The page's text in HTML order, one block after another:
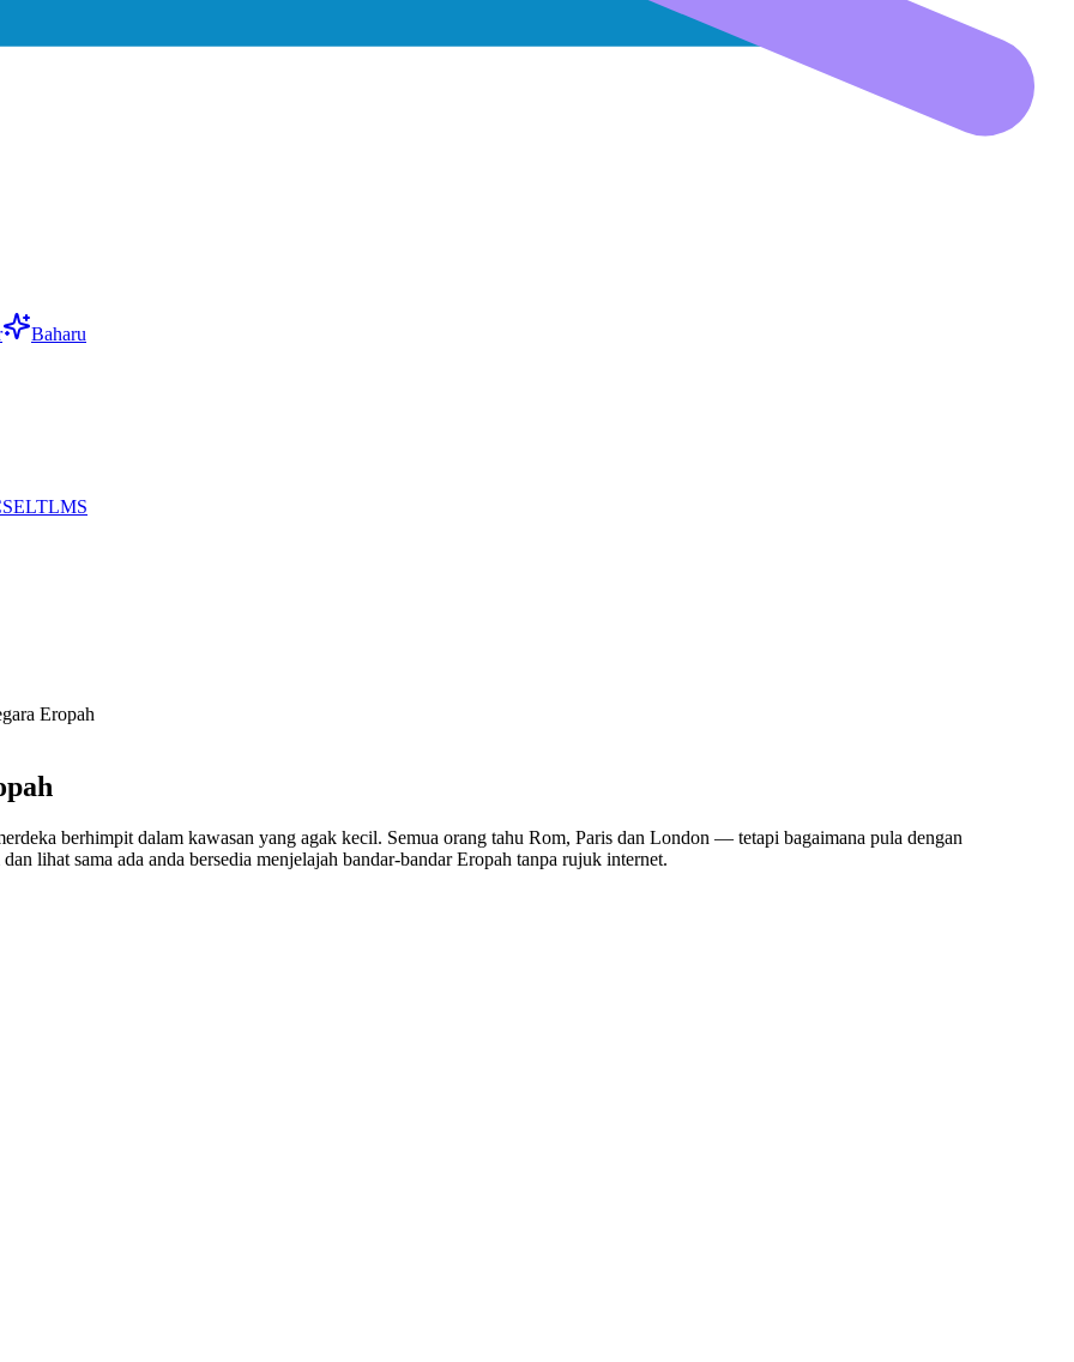
Baharu
ELTLMS
Eropah
berhimpit dalam kawasan yang agak kecil. Semua orang tahu Rom, Paris dan London — tetapi bagaimana pula dengan
lihat sama ada anda bersedia menjelajah bandar-bandar Eropah tanpa rujuk internet.